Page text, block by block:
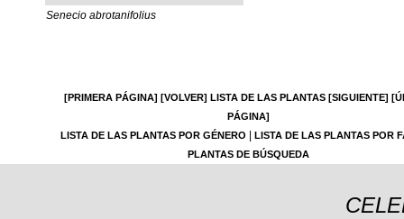
Senecio abrotanifolius
[PRIMERA PÁGINA] [VOLVER] LISTA DE LAS PLANTAS [SIGUIENTE]
PÁGINA]
LISTA DE LAS PLANTAS POR GÉNERO
LISTA DE LAS PLANTAS POR
PLANTAS DE BÚSQUEDA